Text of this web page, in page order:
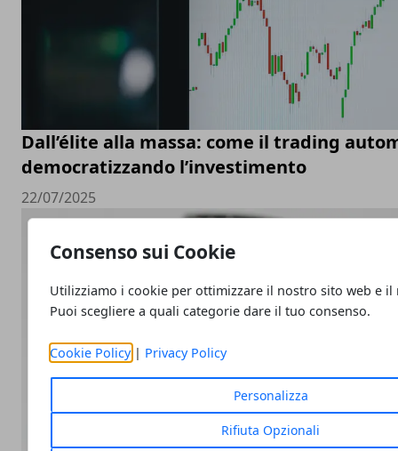
Consenso sui Cookie
Utilizziamo i cookie per ottimizzare il nostro sito web e il
Puoi scegliere a quali categorie dare il tuo consenso.
Cookie Policy| Privacy Policy
Personalizza
Rifiuta Opzionali
Dall’élite alla massa: come il trading
democratizzando l’investimento
22/07/2025